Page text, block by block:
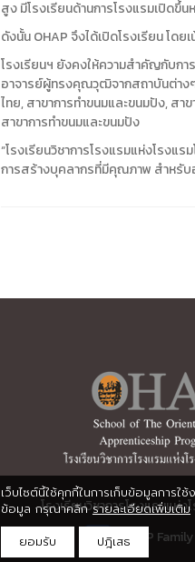
เว็บไซต์นี้ใช้คุกกี้ในการเก็บข้อมูลการ
ข้อมูล กรุณาคลิกรายละเอียดเพิ่มเติม
ยอมรับ
ปฎิเสธ
สูง มีโรงเรียนด้านการโรงแรมเปิด
ดังนั้น OHAP จึงได้เปิดโรงเรียน โด
โรงเรียนฯ ยังคงให้ความสำคัญกับก
อาจารย์ผู้ทรงคุณวุฒิจากสถาบันต่างๆ
ไทย, สาขาการทำขนมและขนมปัง, ส
สาขาการทำขนมและขนมปัง
“โรงเรียนวิชาการโรงแรมแห่งโรงแ
การสร้างบุคลากรที่มีคุณภาพ สำหรับ
โรงเรียนวิชาการโรงแรมแห่ง
:OHAP